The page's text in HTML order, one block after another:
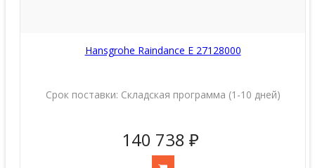
Hansgrohe Raindance E 27128000
Срок поставки: Складская программа (1-10 дней)
140 738 ₽